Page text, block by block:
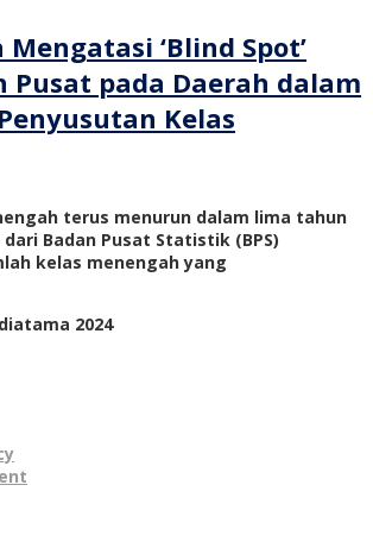
‘Blind Spot’
Pusat pada Daerah dalam
Kelas
terus menurun dalam lima tahun
Badan Pusat Statistik (BPS)
kelas menengah yang
2024